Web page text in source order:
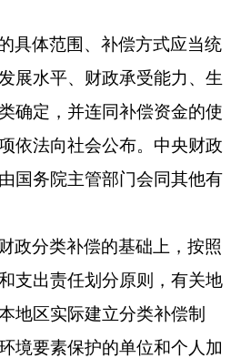
具体范围、补偿方式应当统
展水平、财政承受能力、生
确定，并连同补偿资金的使
依法向社会公布。中央财政
国务院主管部门会同其他有
政分类补偿的基础上，按照
支出责任划分原则，有关地
地区实际建立分类补偿制
境要素保护的单位和个人加